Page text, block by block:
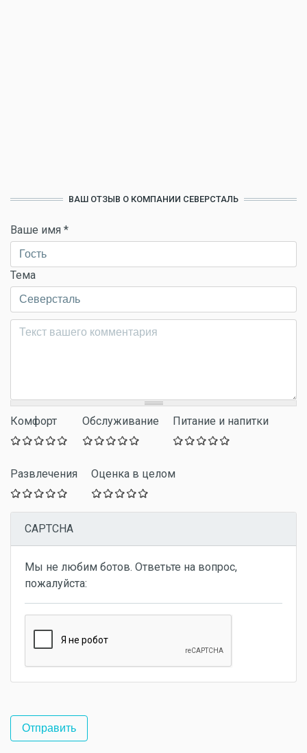
ВАШ ОТЗЫВ О КОМПАНИИ СЕВЕРСТАЛЬ
Ваше имя *
Тема
Комментарий*
Комфорт Обслуживание Питание и напитки
Развлечения Оценка в целом
CAPTCHA
Мы не любим ботов. Ответьте на вопрос,
пожалуйста: